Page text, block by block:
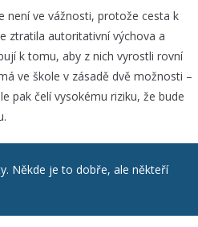
není ve vážnosti, protože cesta k
ztratila autoritativní výchova a
k tomu, aby z nich vyrostli rovní
ve škole v zásadě dvě možnosti –
pak čelí vysokému riziku, že bude
Někde je to dobře, ale někteří